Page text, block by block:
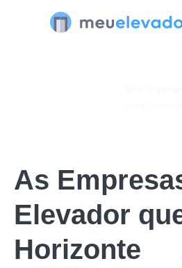
As
Elevador
Horizonte